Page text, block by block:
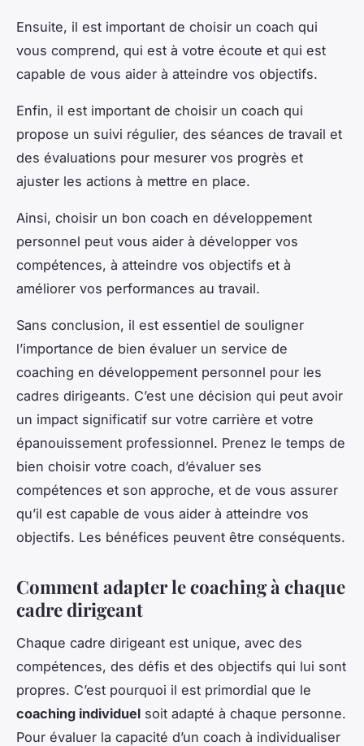
Ensuite, il est important de choisir un coach qui
vous comprend, qui est à votre écoute et qui est
capable de vous aider à atteindre vos objectifs.
Enfin, il est important de choisir un coach qui
propose un suivi régulier, des séances de travail et
des évaluations pour mesurer vos progrès et
ajuster les actions à mettre en place.
Ainsi, choisir un bon coach en développement
personnel peut vous aider à développer vos
compétences, à atteindre vos objectifs et à
améliorer vos performances au travail.
Sans conclusion, il est essentiel de souligner
l’importance de bien évaluer un service de
coaching en développement personnel pour les
cadres dirigeants. C’est une décision qui peut avoir
un impact significatif sur votre carrière et votre
épanouissement professionnel. Prenez le temps de
bien choisir votre coach, d’évaluer ses
compétences et son approche, et de vous assurer
qu’il est capable de vous aider à atteindre vos
objectifs. Les bénéfices peuvent être conséquents.
Comment adapter le coaching à chaque
cadre dirigeant
Chaque cadre dirigeant est unique, avec des
compétences, des défis et des objectifs qui lui sont
propres. C’est pourquoi il est primordial que le
coaching individuel soit adapté à chaque personne.
Pour évaluer la capacité d’un coach à individualiser